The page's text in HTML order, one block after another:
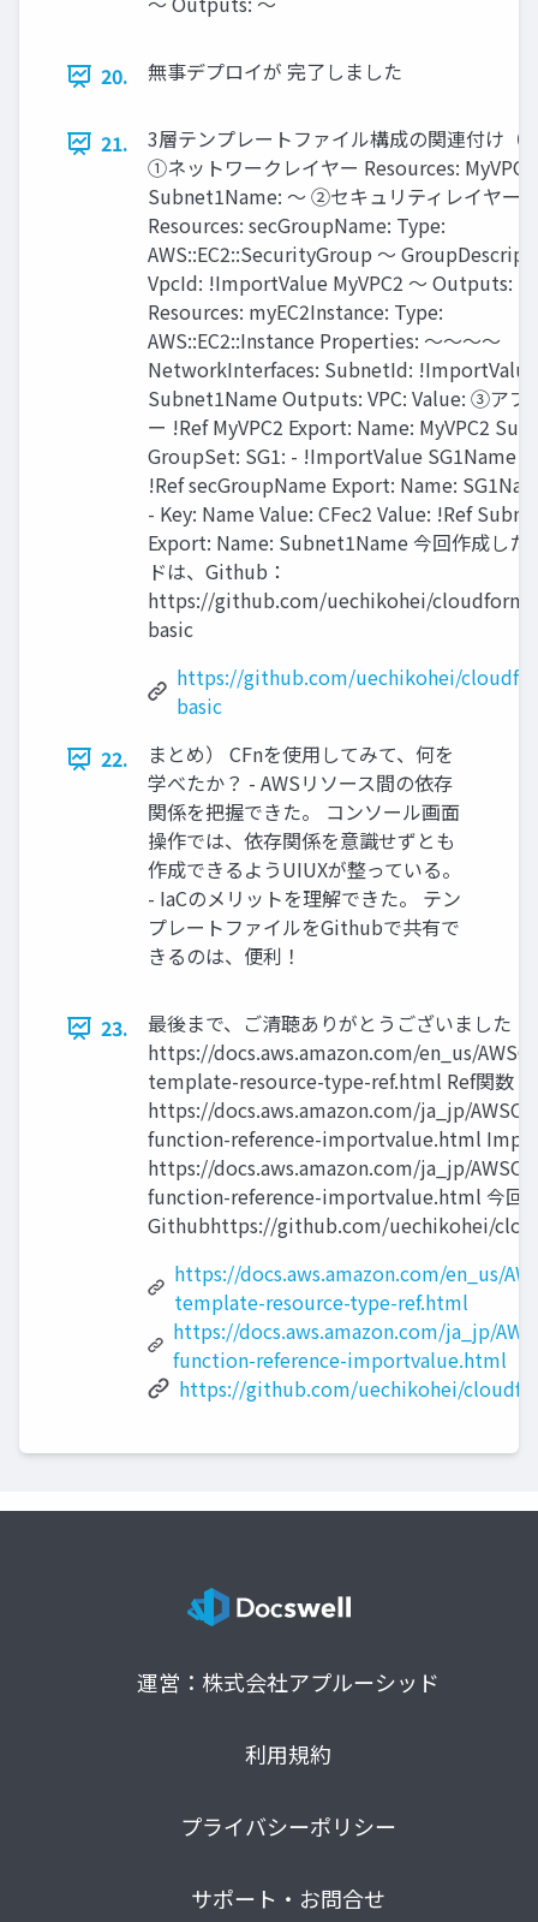
20. 無事デプロイが 完了しました
21.
3層テンプレートファイル構成の関連付け（
①ネットワークレイヤー Resources:
Subnet1Name: ～ ②セキュリティレイヤー
Resources: secGroupName: Type:
AWS::EC2::SecurityGroup ～
VpcId: !ImportValue MyVPC2 ～ Outputs:
Resources: myEC2Instance: Type:
AWS::EC2::Instance Properties: ～～～～
NetworkInterfaces: SubnetId: !ImportValue
Subnet1Name Outputs: VPC: Value: ③アプ
ー !Ref MyVPC2 Export: Name: MyVPC2
GroupSet: SG1: - !ImportValue SG1Name
!Ref secGroupName Export: Name:
- Key: Name Value: CFec2 Value: !Ref
Export: Name: Subnet1Name 今回作成した
ドは、Github：
https://github.com/uechikohei/
basic
https://github.com/uechikohei/
basic
22.
まとめ） CFnを使用してみて、何を
学べたか？ - AWSリソース間の依存
関係を把握できた。 コンソール画面
操作では、依存関係を意識せずとも
作成できるようUIUXが整っている。
- IaCのメリットを理解できた。 テン
プレートファイルをGithubで共有で
きるのは、便利！
23.
最後まで、ご清聴ありがとうございました
https://docs.aws.amazon.com/en_us/
template-resource-type-ref.html Ref関数
https://docs.aws.amazon.com/ja_jp/
function-reference-importvalue.html
https://docs.aws.amazon.com/ja_jp/
function-reference-importvalue.html 今回
Githubhttps://github.com/uechikohei/
https://docs.aws.amazon.com/en_us/
template-resource-type-ref.html
https://docs.aws.amazon.com/ja_jp/
function-reference-importvalue.html
https://github.com/uechikohei/
運営：株式会社アプルーシッド
利用規約
プライバシーポリシー
サポート・お問合せ